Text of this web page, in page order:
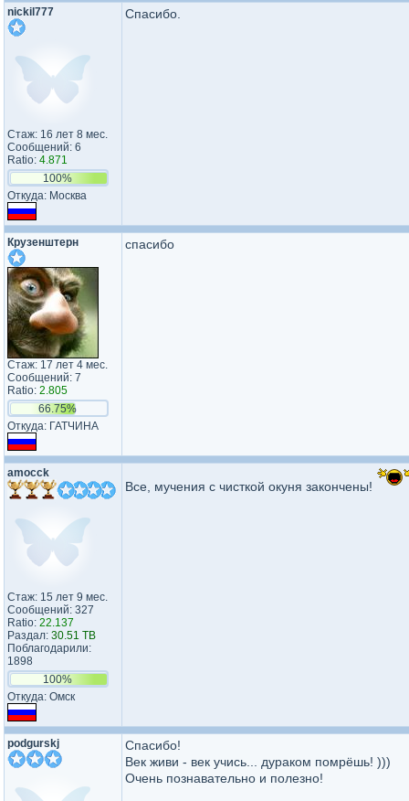
nickil777
Стаж: 16 лет 8 мес.
Сообщений: 6
Ratio: 4.871
100%
Откуда: Москва
Спасибо.
Крузенштерн
Стаж: 17 лет 4 мес.
Сообщений: 7
Ratio: 2.805
66.75%
Откуда: ГАТЧИНА
спасибо
amocck
Стаж: 15 лет 9 мес.
Сообщений: 327
Ratio: 22.137
Раздал: 30.51 TB
Поблагодарили:
1898
100%
Откуда: Омск
Все, мучения с чисткой окуня закончены!
podgurskj
Спасибо!
Век живи - век учись... дураком помрёшь! )))
Очень познавательно и полезно!